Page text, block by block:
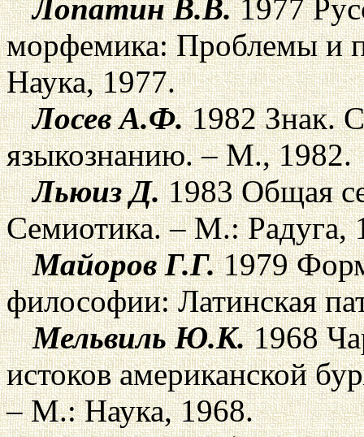
Лопатин В.В.1977
морфемика: Проблемы и
Наука, 1977.
Лосев А.Ф.1982 Знак.
языкознанию. – М., 1982.
Льюиз Д.1983 Общая
Семиотика. – М.: Радуга,
Майоров Г.Г.1979
философии: Латинская
Мельвиль Ю.К.1968
истоков американской
– М.: Наука, 1968.